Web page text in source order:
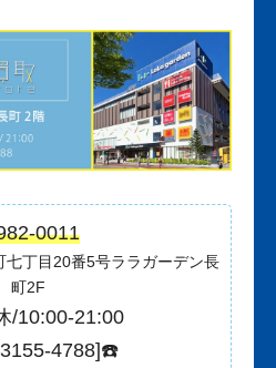
0011
七丁目20番5号ララガーデン長
町2F
/10:00-21:00
4788]☎️